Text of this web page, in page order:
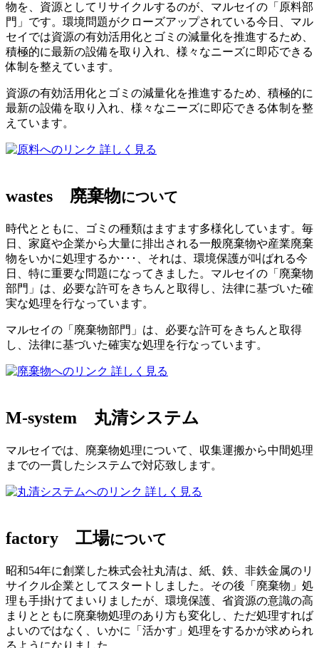
物を、資源としてリサイクルするのが、マルセイの「原料部
門」です。環境問題がクローズアップされている今日、マル
セイでは資源の有効活用化とゴミの減量化を推進するため、
積極的に最新の設備を取り入れ、様々なニーズに即応できる
体制を整えています。
資源の有効活用化とゴミの減量化を推進するため、積極的に
最新の設備を取り入れ、様々なニーズに即応できる体制を整
えています。
詳しく見る
wastes 廃棄物について
時代とともに、ゴミの種類はますます多様化しています。毎
日、家庭や企業から大量に排出される一般廃棄物や産業廃棄
物をいかに処理するか･･･、それは、環境保護が叫ばれる今
日、特に重要な問題になってきました。マルセイの「廃棄物
部門」は、必要な許可をきちんと取得し、法律に基づいた確
実な処理を行なっています。
マルセイの「廃棄物部門」は、必要な許可をきちんと取得
し、法律に基づいた確実な処理を行なっています。
詳しく見る
M-system 丸清システム
マルセイでは、廃棄物処理について、収集運搬から中間処理
までの一貫したシステムで対応致します。
詳しく見る
factory 工場について
昭和54年に創業した株式会社丸清は、紙、鉄、非鉄金属のリ
サイクル企業としてスタートしました。その後「廃棄物」処
理も手掛けてまいりましたが、環境保護、省資源の意識の高
まりとともに廃棄物処理のあり方も変化し、ただ処理すれば
よいのではなく、いかに「活かす」処理をするかが求められ
るようになりました。